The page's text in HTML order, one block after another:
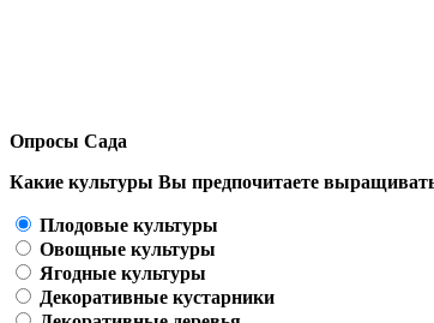
Опросы Сада
Какие культуры Вы предпочитаете
Плодовые культуры
Овощные культуры
Ягодные культуры
Декоративные кустарники